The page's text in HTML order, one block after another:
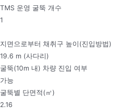
TMS 운영 굴뚝 개수
1
지면으로부터 채취구 높이(진입방법)
19.6 m (사다리)
굴뚝(10m 내) 차량 진입 여부
가능
굴뚝별 단면적(㎡)
2.16